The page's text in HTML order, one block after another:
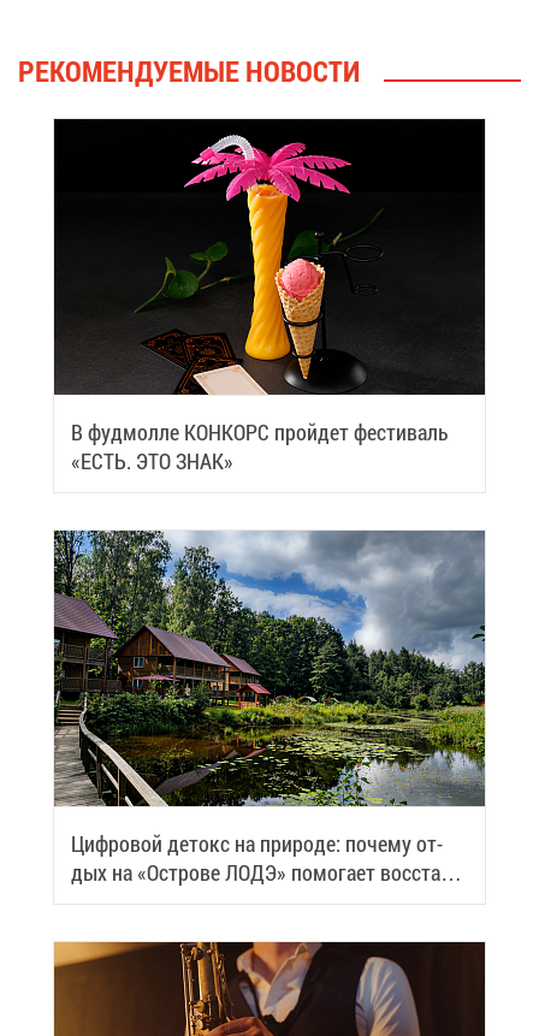
РЕ­КО­МЕН­ДУ­Е­МЫЕ НО­ВО­СТИ
В фуд­мол­ле КОН­КОРС прой­дет фе­сти­валь
«ЕСТЬ. ЭТО ЗНАК»
Циф­ро­вой де­токс на при­ро­де: по­че­му от­
дых на «Ост­ро­ве ЛОДЭ» по­мо­га­ет вос­ста­но­
вить си­лы